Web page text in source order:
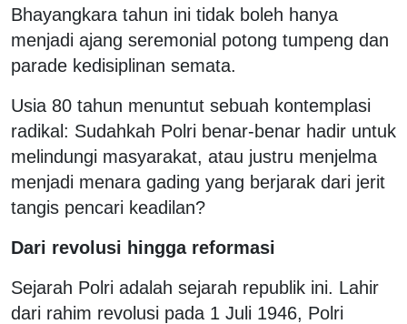
Bhayangkara tahun ini tidak boleh hanya
menjadi ajang seremonial potong tumpeng dan
parade kedisiplinan semata.
Usia 80 tahun menuntut sebuah kontemplasi
radikal: Sudahkah Polri benar-benar hadir untuk
melindungi masyarakat, atau justru menjelma
menjadi menara gading yang berjarak dari jerit
tangis pencari keadilan?
Dari revolusi hingga reformasi
Sejarah Polri adalah sejarah republik ini. Lahir
dari rahim revolusi pada 1 Juli 1946, Polri